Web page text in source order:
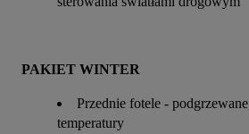
PAKIET WINTER
Przednie fotele -
temperatury